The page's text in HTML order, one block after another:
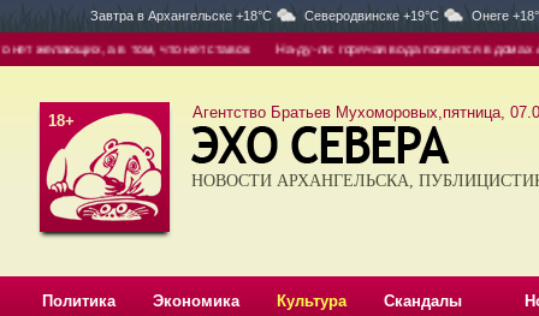
Завтра в Архангельске +18°C Северодвинске +19°C Онеге
желающих, а в том, что нет ставок На-ду-ли: горячая вода появится в домах
18+ Агентство Братьев Мухоморовых,пятница,
НОВОСТИ АРХАНГЕЛЬСКА,
Политика Экономика Культура Скандалы